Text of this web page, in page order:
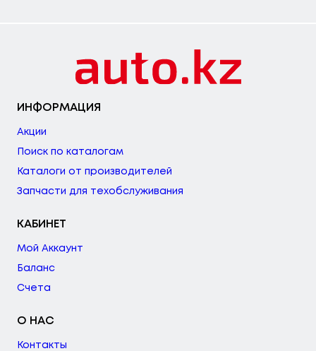
ИНФОРМАЦИЯ
Акции
Поиск по каталогам
Каталоги от производителей
Запчасти для техобслуживания
КАБИНЕТ
Мой Аккаунт
Баланс
Счета
О НАС
Контакты